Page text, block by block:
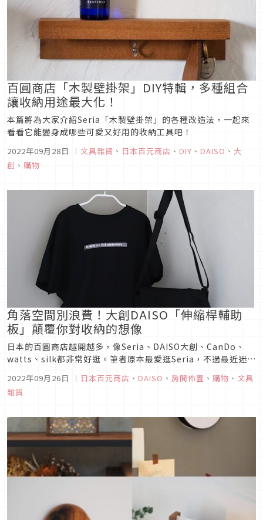
百圓商店「木製壁掛架」DIY特輯，多種組合
讓收納用途最大化！
本篇將為大家介紹Seria「木製壁掛架」的各種改造法，一起來
看看它能變身成哪些可愛又好用的收納工具吧！
2022年09月28日 ｜ 文具雜貨 、 日本百元商店 、 DIY 、 DAISO 、 大
創 、 購物
角落空間別浪費！大創DAISO「伸縮桿輔助
板」顛覆你對收納的想像
日本的百圓商店越開越多，像Seria、DAISO大創、CanDo、
watts、silk都非常好逛。筆者原本最愛逛Seria，不過最近迷上
了大創的商品！今年大創迎來50周年紀念，也積極推出更多方便
好用、造型時尚、創意十足的商品。本篇將為大家介紹一款能夠
顛覆以往收納概念的「伸縮桿輔助板」，一起來看看吧！
2022年09月26日 ｜ 日本百元商店 、 DAISO 、 房間佈置 、 購物 、 文具
雜貨